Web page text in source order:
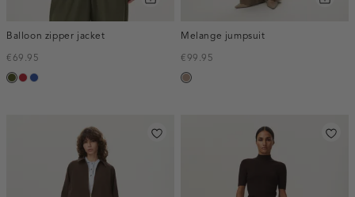
Balloon zipper jacket
€69.95
groen,
donkerrood
kobaltblauw
Melange jumpsuit
€99.95
taupe,